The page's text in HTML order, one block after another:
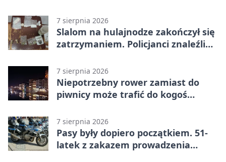
7 sierpnia 2026
Slalom na hulajnodze zakończył się
zatrzymaniem. Policjanci znaleźli
7 sierpnia 2026
Niepotrzebny rower zamiast do
piwnicy może trafić do kogoś
7 sierpnia 2026
Pasy były dopiero początkiem. 51-
latek z zakazem prowadzenia